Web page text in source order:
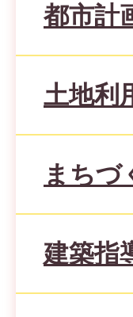
都市計
土地利
まちづ
建築指